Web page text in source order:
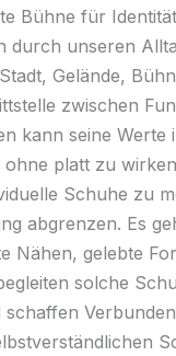
Bühne für
durch unseren
Gelände,
zwischen
kann seine Werte
platt zu
Schuhe zu
abgrenzen. Es
Nähen, gelebte
solche